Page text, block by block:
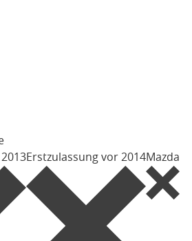
Erstzulassung vor 2014Mazda